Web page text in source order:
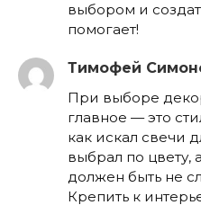
выбором и
помогает!
Тимофей
При выборе
главное — это
как искал свечи
выбрал по цвету,
должен быть не
Крепить к